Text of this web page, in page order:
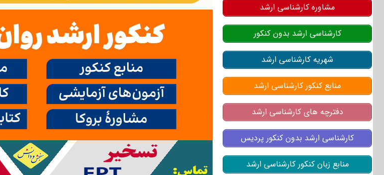
مشاوره کارشناسی ارشد
کارشناسی ارشد بدون کنکور
شهریه کارشناسی ارشد
منابع کنکور کارشناسی ارشد
دفترچه های کارشناسی ارشد
کارشناسی ارشد بدون کنکور پردیس
منابع زبان کنکور کارشناسی ارشد